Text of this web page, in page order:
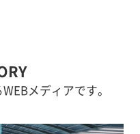
メディアです。